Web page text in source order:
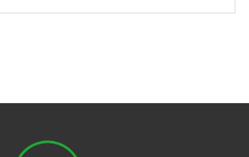
Pružin